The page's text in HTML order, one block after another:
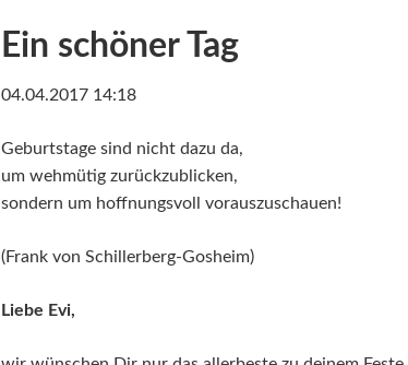
Ein schöner Tag
04.04.2017 14:18
Geburtstage sind nicht dazu da,
um wehmütig zurückzublicken,
sondern um hoffnungsvoll vorauszuschauen!
(Frank von Schillerberg-Gosheim)
Liebe Evi,